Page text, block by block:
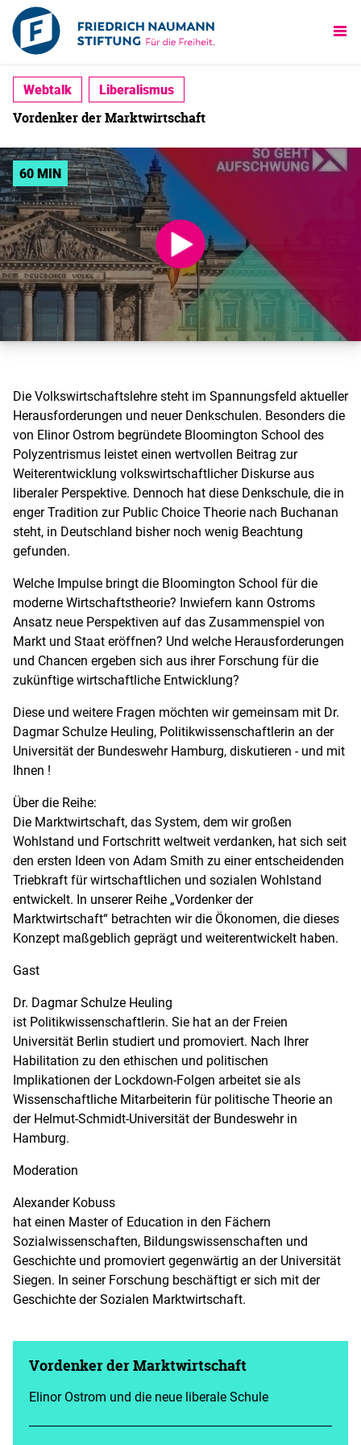
Webtalk Liberalismus
Vordenker der Marktwirtschaft
60 MIN
Die Volkswirtschaftslehre steht im Spannungsfeld aktueller
Herausforderungen und neuer Denkschulen. Besonders die
von Elinor Ostrom begründete Bloomington School des
Polyzentrismus leistet einen wertvollen Beitrag zur
Weiterentwicklung volkswirtschaftlicher Diskurse aus
liberaler Perspektive. Dennoch hat diese Denkschule, die in
enger Tradition zur Public Choice Theorie nach Buchanan
steht, in Deutschland bisher noch wenig Beachtung
gefunden.
Welche Impulse bringt die Bloomington School für die
moderne Wirtschaftstheorie? Inwiefern kann Ostroms
Ansatz neue Perspektiven auf das Zusammenspiel von
Markt und Staat eröffnen? Und welche Herausforderungen
und Chancen ergeben sich aus ihrer Forschung für die
zukünftige wirtschaftliche Entwicklung?
Diese und weitere Fragen möchten wir gemeinsam mit Dr.
Dagmar Schulze Heuling, Politikwissenschaftlerin an der
Universität der Bundeswehr Hamburg, diskutieren - und mit
Ihnen !
Über die Reihe:
Die Marktwirtschaft, das System, dem wir großen
Wohlstand und Fortschritt weltweit verdanken, hat sich seit
den ersten Ideen von Adam Smith zu einer entscheidenden
Triebkraft für wirtschaftlichen und sozialen Wohlstand
entwickelt. In unserer Reihe „Vordenker der
Marktwirtschaft“ betrachten wir die Ökonomen, die dieses
Konzept maßgeblich geprägt und weiterentwickelt haben.
Gast
Dr. Dagmar Schulze Heuling
ist Politikwissenschaftlerin. Sie hat an der Freien
Universität Berlin studiert und promoviert. Nach Ihrer
Habilitation zu den ethischen und politischen
Implikationen der Lockdown-Folgen arbeitet sie als
Wissenschaftliche Mitarbeiterin für politische Theorie an
der Helmut-Schmidt-Universität der Bundeswehr in
Hamburg.
Moderation
Alexander Kobuss
hat einen Master of Education in den Fächern
Sozialwissenschaften, Bildungswissenschaften und
Geschichte und promoviert gegenwärtig an der Universität
Siegen. In seiner Forschung beschäftigt er sich mit der
Geschichte der Sozialen Marktwirtschaft.
Vordenker der Marktwirtschaft
Elinor Ostrom und die neue liberale Schule